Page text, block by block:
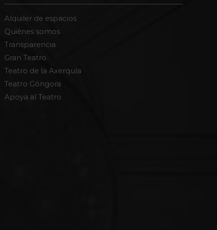
Alquiler de espacios
Quiénes somos
Transparencia
Gran Teatro
Teatro de la Axerquía
Teatro Góngora
Apoya al Teatro